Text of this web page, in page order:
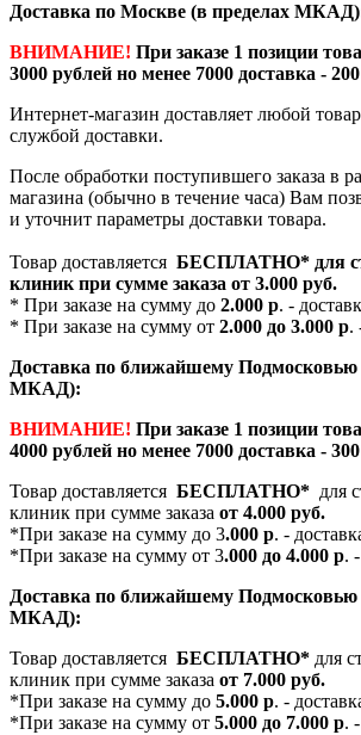
Доставка по Москве (в пределах
ВНИМАНИЕ! При заказе 1 позиции
3000 рублей но менее 7000 доставка -
Интернет-магазин доставляет любой
службой доставки.
После обработки поступившего заказа в
магазина (обычно в течение часа) Вам
и уточнит параметры доставки товара.
Товар доставляется БЕСПЛАТНО* для
клиник при сумме заказа от 3.000 руб.
* При заказе на сумму до 2.000 р. -
* При заказе на сумму от 2.000 до 3.000 р.
Доставка по ближайшему Подмосковью
МКАД):
ВНИМАНИЕ! При заказе 1 позиции
4000 рублей но менее 7000 доставка -
Товар доставляется БЕСПЛАТНО* для
клиник при сумме заказа от 4.000 руб.
*При заказе на сумму до 3.000 р. -
*При заказе на сумму от 3.000 до 4.000 р.
Доставка по ближайшему Подмосковью
МКАД):
Товар доставляется БЕСПЛАТНО* для
клиник при сумме заказа от 7.000 руб.
*При заказе на сумму до 5.000 р. -
*При заказе на сумму от 5.000 до 7.000 р.